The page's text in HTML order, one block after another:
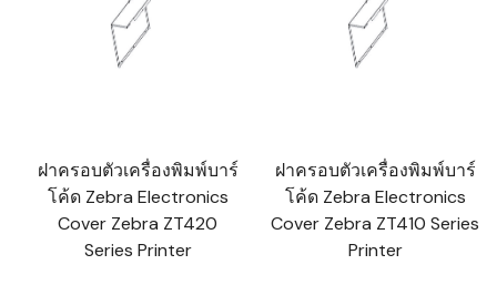
ฝาครอบตัวเครื่องพิมพ์บาร์
โค้ด Zebra Electronics
Cover Zebra ZT420
Series Printer
ฝาครอบตัวเครื่องพิมพ์บาร์
โค้ด Zebra Electronics
Cover Zebra ZT410 Series
Printer